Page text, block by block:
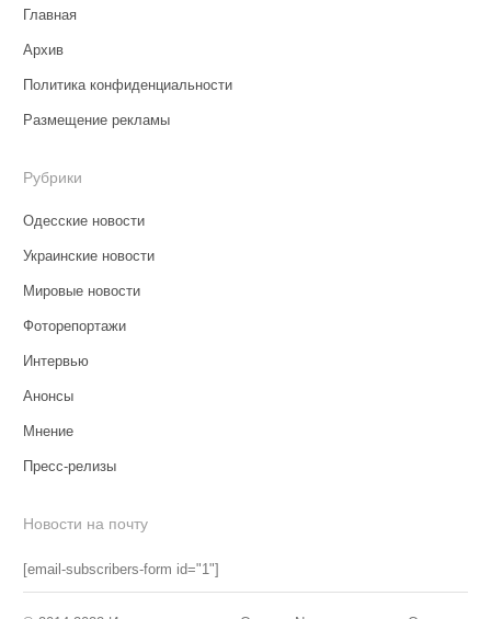
Главная
Архив
Политика конфиденциальности
Размещение рекламы
Рубрики
Одесские новости
Украинские новости
Мировые новости
Фоторепортажи
Интервью
Анонсы
Мнение
Пресс-релизы
Новости на почту
[email-subscribers-form id="1"]